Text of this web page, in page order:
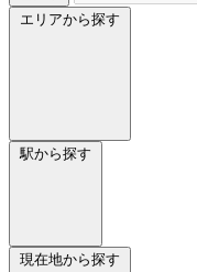
エリアから探す
駅から探す
現在地から探す